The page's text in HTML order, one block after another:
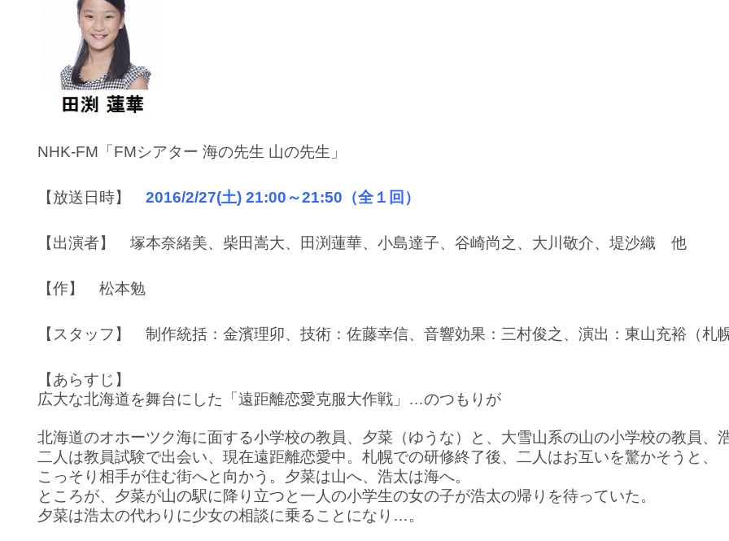
NHK-FM「FMシアター 海の先生 山の先生」
【放送日時】 2016/2/27(土) 21:00～21:50（全１回）
【出演者】 塚本奈緒美、柴田嵩大、田渕蓮華、小島達子、谷崎尚之、大川敬介、堤沙織 他
【作】 松本勉
【スタッフ】 制作統括：金濱理卯、技術：佐藤幸信、音響効果：三村俊之、演出：東山充裕（札
【あらすじ】
広大な北海道を舞台にした「遠距離恋愛克服大作戦」…のつもりが
北海道のオホーツク海に面する小学校の教員、夕菜（ゆうな）と、大雪山系の山の小学校の教員、
二人は教員試験で出会い、現在遠距離恋愛中。札幌での研修終了後、二人はお互いを驚かそうと、
こっそり相手が住む街へと向かう。夕菜は山へ、浩太は海へ。
ところが、夕菜が山の駅に降り立つと一人の小学生の女の子が浩太の帰りを待っていた。
夕菜は浩太の代わりに少女の相談に乗ることになり…。